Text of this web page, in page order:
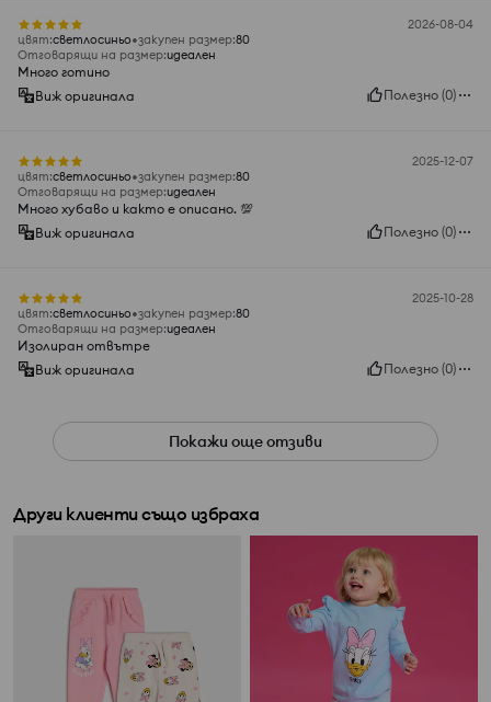
2026-08-04
цвят:светлосиньо закупен размер:80
Отговарящи на размер:идеален
Много готино
Виж оригинала
Полезно (0)
2025-12-07
цвят:светлосиньо закупен размер:80
Отговарящи на размер:идеален
Много хубаво и както е описано. 💯
Виж оригинала
Полезно (0)
2025-10-28
цвят:светлосиньо закупен размер:80
Отговарящи на размер:идеален
Изолиран отвътре
Виж оригинала
Полезно (0)
Покажи още отзиви
Други клиенти също избраха